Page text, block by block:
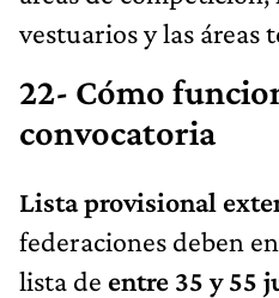
vestuarios y las áreas
22- Cómo
convocatoria
Lista provisional
federaciones deben
lista de entre 35 y 55